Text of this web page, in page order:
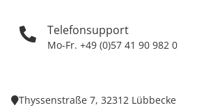
Telefonsupport
Mo-Fr. +49 (0)57 41 90 982 0
Thyssenstraße 7, 32312 Lübbecke